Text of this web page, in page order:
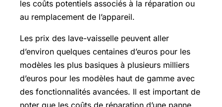
les coûts potentiels associés à la réparation ou
au remplacement de l’appareil.
Les prix des lave-vaisselle peuvent aller
d’environ quelques centaines d’euros pour les
modèles les plus basiques à plusieurs milliers
d’euros pour les modèles haut de gamme avec
des fonctionnalités avancées. Il est important de